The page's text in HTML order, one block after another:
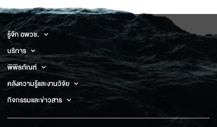
รู้จัก อพวช.
บริการ
พิพิธภัณฑ์
คลังความรู้และงานวิจัย
กิจกรรมและข่าวสาร